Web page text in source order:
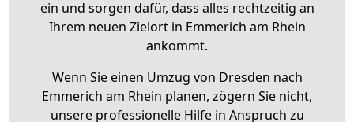
ein und sorgen dafür, dass alles rechtzeitig an
Ihrem neuen Zielort in Emmerich am Rhein
ankommt.
Wenn Sie einen Umzug von Dresden nach
Emmerich am Rhein planen, zögern Sie nicht,
unsere professionelle Hilfe in Anspruch zu